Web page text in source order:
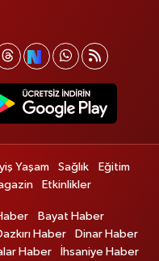
Yaşam Sağlık
Eğitim
Etkinlikler
Bayat Haber
Haber
Dinar Haber
Haber İhsaniye Haber